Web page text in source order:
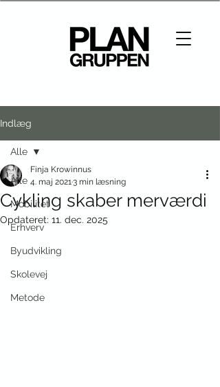
Indlæg
Alle
Mobilitet
Erhverv
Byudvikling
Skolevej
Metode
Alle
Cykling skaber merværdi
Finja Krowinnus
4. maj 20213 min læsning
Opdateret: 11. dec. 2025